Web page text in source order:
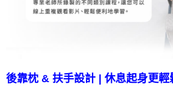
後靠枕 & 扶手設計 | 休息起身更輕